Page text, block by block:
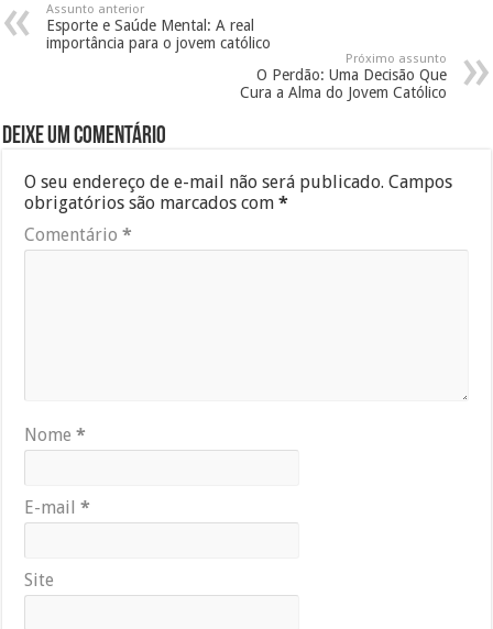
Assunto anterior
Esporte e Saúde Mental: A real
importância para o jovem católico
Próximo assunto
O Perdão: Uma Decisão Que
Cura a Alma do Jovem Católico
Deixe um comentário
O seu endereço de e-mail não será publicado. Campos
obrigatórios são marcados com*
Comentário*
Nome*
E-mail*
Site